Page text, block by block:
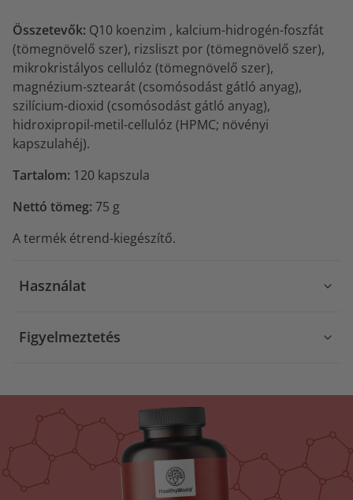
Összetevők: Q10 koenzim , kalcium-hidrogén-foszfát
(tömegnövelő szer), rizsliszt por (tömegnövelő szer),
mikrokristályos cellulóz (tömegnövelő szer),
magnézium-sztearát (csomósodást gátló anyag),
szilícium-dioxid (csomósodást gátló anyag),
hidroxipropil-metil-cellulóz (HPMC; növényi
kapszulahéj).
Tartalom: 120 kapszula
Nettó tömeg: 75 g
A termék étrend-kiegészítő.
Használat
Figyelmeztetés